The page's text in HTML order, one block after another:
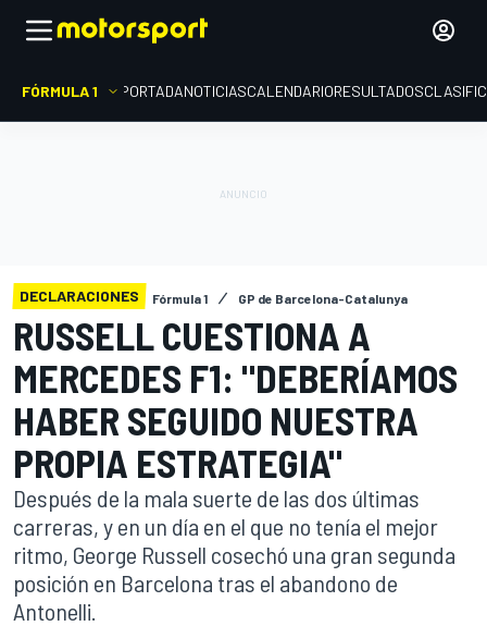
FÓRMULA 1 PORTADANOTICIASCALENDARIORESULTADOS
DECLARACIONES Fórmula 1 GP de Barcelona-Catalunya
RUSSELL CUESTIONA A
MERCEDES F1: "DEBERÍAMOS
HABER SEGUIDO NUESTRA
PROPIA ESTRATEGIA"
Después de la mala suerte de las dos últimas
carreras, y en un día en el que no tenía el mejor
ritmo, George Russell cosechó una gran segunda
posición en Barcelona tras el abandono de
Antonelli.